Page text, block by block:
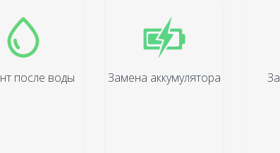
после воды Замена аккумулятора